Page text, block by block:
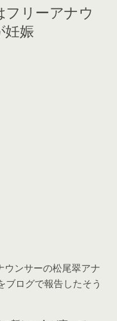
リーアナウ
妊娠
ウンサーの松尾翠アナ
ブログで報告したそう